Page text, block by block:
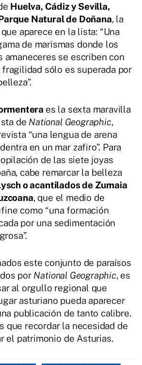
Huelva, Cádiz y Sevilla,
Natural de Doñana, la
aparece en la lista: “Una
de marismas donde los
amaneceres se escriben con
sólo es superada por
es la sexta maravilla
de National Geographic,
“una lengua de arena
en un mar zafiro”. Para
de las siete joyas
cabe remarcar la belleza
o acantilados de Zumaia
, que el medio de
como “una formación
por una sedimentación
este conjunto de paraísos
porNational Geographic, es
al orgullo regional que
asturiano pueda aparecer
publicación de tanto calibre.
que recordar la necesidad de
el patrimonio de Asturias.